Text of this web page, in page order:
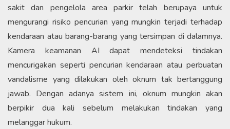
sakit dan pengelola area parkir telah berupaya untuk
mengurangi risiko pencurian yang mungkin terjadi terhadap
kendaraan atau barang-barang yang tersimpan di dalamnya.
Kamera keamanan AI dapat mendeteksi tindakan
mencurigakan seperti pencurian kendaraan atau perbuatan
vandalisme yang dilakukan oleh oknum tak bertanggung
jawab. Dengan adanya sistem ini, oknum mungkin akan
berpikir dua kali sebelum melakukan tindakan yang
melanggar hukum.